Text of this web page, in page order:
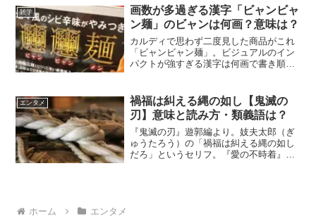
でいいのか？など、調べてわかったこと
を書き留めておきます...
雑学
画数が多過ぎる漢字「ビャンビャ
ン麺」のビャンは何画？意味は？
カルディで思わず二度見した商品がこれ
「ビャンビャン麺」。ビジュアルのイン
パクトが強すぎる漢字は何画で書き順
べてみました。「ビャンビャン麺」のビ
ャンは何画？商品が入った段...
エンタメ
禍福は糾える縄の如し【鬼滅の
刃】意味と読み方・類義語は？
『鬼滅の刃』遊郭編より。妓夫太郎（ぎ
ゅうたろう）の「禍福は糾える縄の如し
だろ」というセリフ。『愛の不時着』で
ホーム
エンタメ